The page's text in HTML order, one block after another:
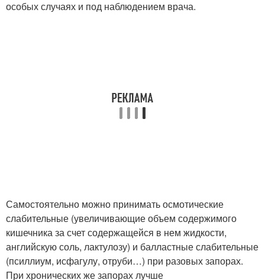
особых случаях и под наблюдением врача.
Самостоятельно можно принимать осмотические
слабительные (увеличивающие объем содержимого
кишечника за счет содержащейся в нем жидкости,
английскую соль, лактулозу) и балластные слабительные
(псиллиум, исфагулу, отруби…) при разовых запорах.
При хронических же запорах лучше